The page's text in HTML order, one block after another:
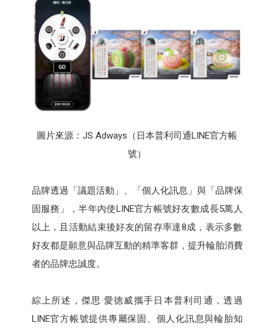
圖片來源：JS Adways（日本普利司通LINE官方帳
號）
品牌透過「議題活動」、「個人化訊息」與「品牌保
固服務」，半年內使LINE官方帳號好友數成長5萬人
以上，且活動結束後好友的留存率達8成，表示多數
好友都是願意與品牌互動的精準客群，提升輪胎消費
者的品牌忠誠度。
綜上所述，傑思·愛德威攜手日本普利司通，透過
LINE官方帳號提供專屬保固、個人化訊息與輪胎知